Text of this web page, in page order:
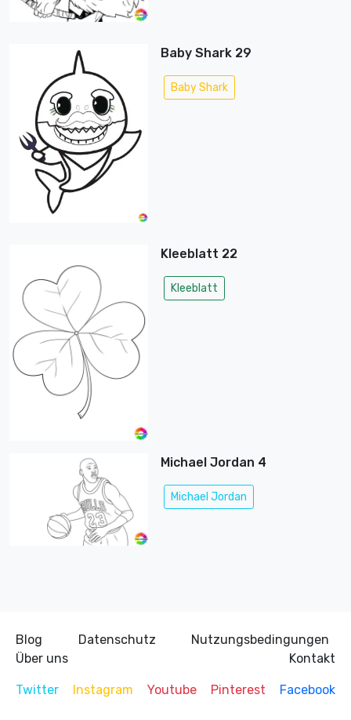
Baby Shark 29
Baby Shark
Kleeblatt 22
Kleeblatt
Michael Jordan 4
Michael Jordan
Blog Datenschutz
Nutzungsbedingungen
Über uns
Kontakt
Twitter Instagram Youtube Pinterest Facebook